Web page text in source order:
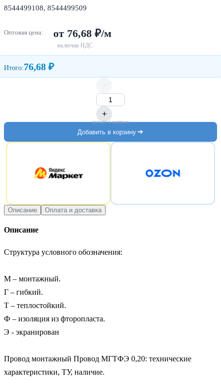
8544499108, 8544499509
Оптовая цена: от 76,68 ₽/м
включая НДС
Итого:76,68 ₽
-
+
кол-во в метрах
Добавить в корзину
Описание Оплата и доставка
Описание
Структура условного обозначения:
М – монтажный.
Г – гибкий.
Т – теплостойкий.
Ф – изоляция из фторопласта.
Э - экранирован
Провод монтажный Провод МГТФЭ 0,20: технические
характеристики, ТУ, наличие.